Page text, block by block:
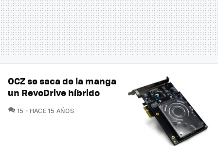
OCZ se saca de la manga
un RevoDrive híbrido
15 COMENTARIOS
HACE 15 AÑOS